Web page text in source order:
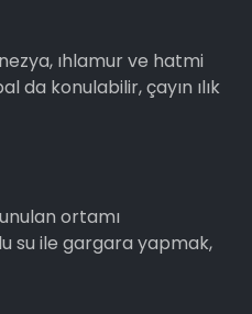
ıhlamur ve hatmi
da konulabilir, çayın ılık
ortamı
su ile gargara yapmak,